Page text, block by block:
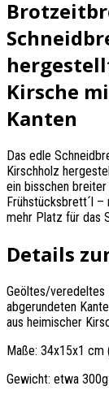
Kirsche
Kanten
Das edle
Kirschholz
ein bisschen
Frühstücksbrett´l
mehr Platz für das
Details
Geöltes/veredeltes
abgerundeten
aus heimischer
Maße: 34x15x1 cm
Gewicht: etwa 300g